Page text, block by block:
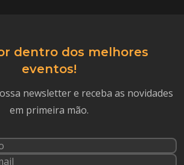
dentro dos melhores
eventos!
newsletter e receba as novidades
em primeira mão.